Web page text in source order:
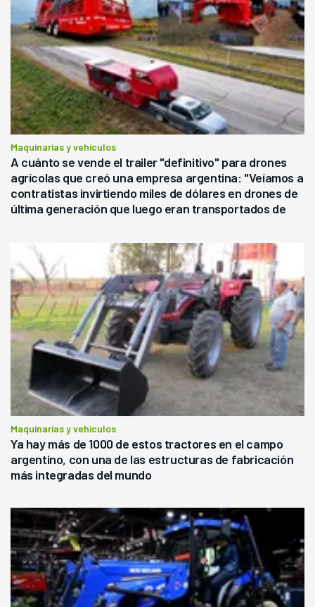
Maquinarias y vehículos
A cuánto se vende el trailer "definitivo" para drones
agrícolas que creó una empresa argentina: "Veíamos a
contratistas invirtiendo miles de dólares en drones de
última generación que luego eran transportados de
Maquinarias y vehículos
Ya hay más de 1000 de estos tractores en el campo
argentino, con una de las estructuras de fabricación
más integradas del mundo